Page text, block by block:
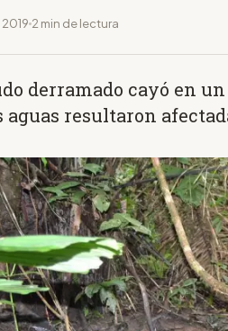
2019 2 min de lectura
derramado cayó en
aguas resultaron